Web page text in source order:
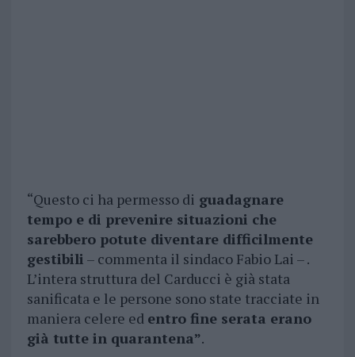
“Questo ci ha permesso di guadagnare
tempo e di prevenire situazioni che
sarebbero potute diventare difficilmente
gestibili – commenta il sindaco Fabio Lai – .
L’intera struttura del Carducci è già stata
sanificata e le persone sono state tracciate in
maniera celere ed entro fine serata erano
già tutte in quarantena”.